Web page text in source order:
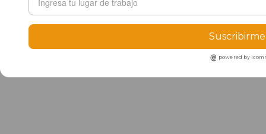
Suscribirme
powered by